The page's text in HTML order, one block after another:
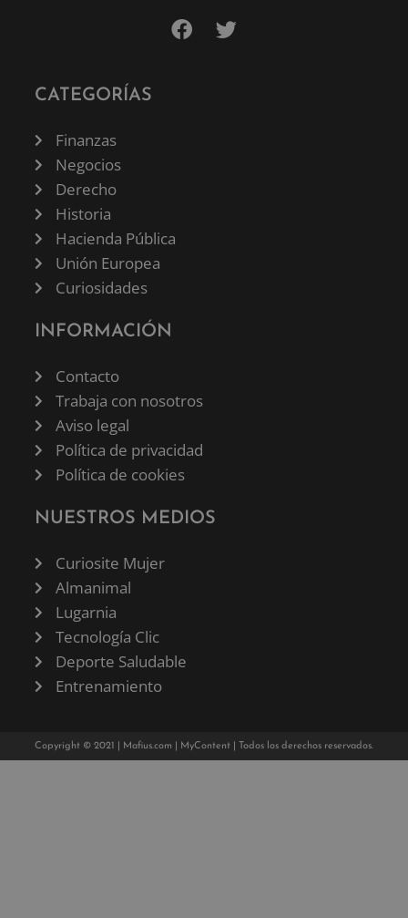
CATEGORÍAS
Finanzas
Negocios
Derecho
Historia
Hacienda Pública
Unión Europea
Curiosidades
INFORMACIÓN
Contacto
Trabaja con nosotros
Aviso legal
Política de privacidad
Política de cookies
NUESTROS MEDIOS
Curiosite Mujer
Almanimal
Lugarnia
Tecnología Clic
Deporte Saludable
Entrenamiento
Copyright © 2021 | Mafius.com MyContent | Todos los derechos reservados.